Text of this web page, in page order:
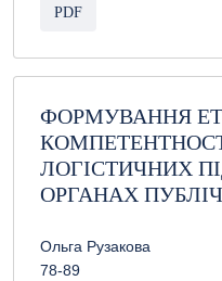
PDF
ФОРМУВАННЯ
ЛОГІСТИЧНИХ
ОРГАНАХ
Ольга Рузакова
78-89